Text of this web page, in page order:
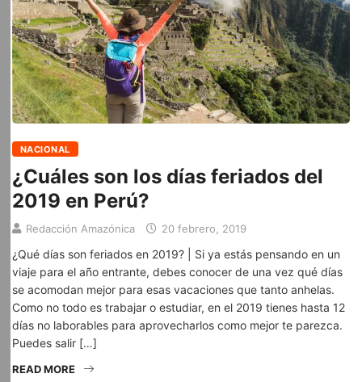
NACIONAL
¿Cuáles son los días feriados del
2019 en Perú?
Redacción Amazónica 20 febrero, 2019
¿Qué días son feriados en 2019? | Si ya estás pensando en un
viaje para el año entrante, debes conocer de una vez qué días
se acomodan mejor para esas vacaciones que tanto anhelas.
Como no todo es trabajar o estudiar, en el 2019 tienes hasta 12
días no laborables para aprovecharlos como mejor te parezca.
Puedes salir […]
READ MORE